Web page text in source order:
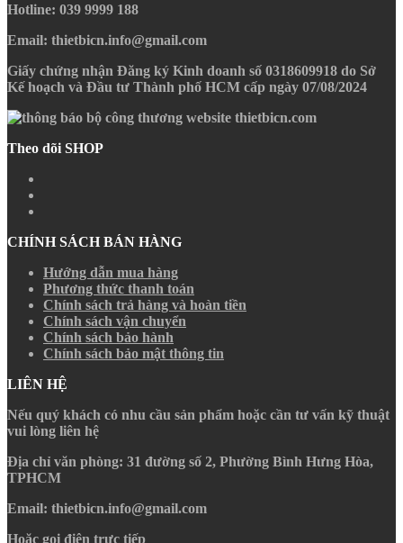
Hotline: 039 9999 188
Email: thietbicn.info@gmail.com
Giấy chứng nhận Đăng ký Kinh doanh số 0318609918 do Sở
Kế hoạch và Đầu tư Thành phố HCM cấp ngày 07/08/2024
Theo dõi SHOP
CHÍNH SÁCH BÁN HÀNG
Hướng dẫn mua hàng
Phương thức thanh toán
Chính sách trả hàng và hoàn tiền
Chính sách vận chuyển
Chính sách bảo hành
Chính sách bảo mật thông tin
LIÊN HỆ
Nếu quý khách có nhu cầu sản phẩm hoặc cần tư vấn kỹ thuật
vui lòng liên hệ
Địa chỉ văn phòng: 31 đường số 2, Phường Bình Hưng Hòa,
TPHCM
Email: thietbicn.info@gmail.com
Hoặc gọi điện trực tiếp